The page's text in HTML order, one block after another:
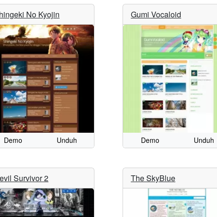
No Kyojin
Demo Unduh
Gumi Vocaloid
Demo Unduh
Survivor 2 The SkyBlue